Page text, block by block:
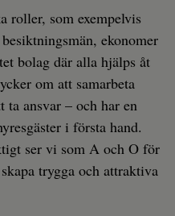
roller, som exempelvis
ekonomer
bolag där alla hjälps åt
om att samarbeta
ta ansvar – och har en
i första hand.
ser vi som A och O för
trygga och attraktiva